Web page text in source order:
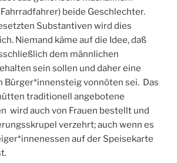
beide Geschlechter.
Substantiven wird dies
Niemand käme auf die Idee, daß
dem männlichen
sein sollen und daher eine
Bürger*innensteig vonnöten sei. Das
traditionell angebotene
wird auch von Frauen bestellt und
verzehrt; auch wenn es
auf der Speisekarte